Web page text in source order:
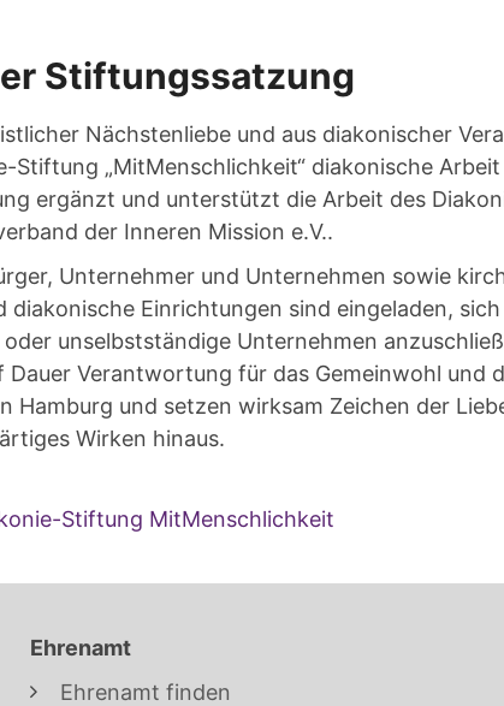
Stiftungssatzung
Nächstenliebe und aus diakonischer
Stiftung „MitMenschlichkeit“ diakonische
ergänzt und unterstützt die Arbeit des
der Inneren Mission e.V..
Unternehmer und Unternehmen sowie
diakonische Einrichtungen sind eingeladen,
unselbstständige Unternehmen
Dauer Verantwortung für das Gemeinwohl und
Hamburg und setzen wirksam Zeichen der
Wirken hinaus.
Stiftung MitMenschlichkeit
Ehrenamt
Ehrenamt finden